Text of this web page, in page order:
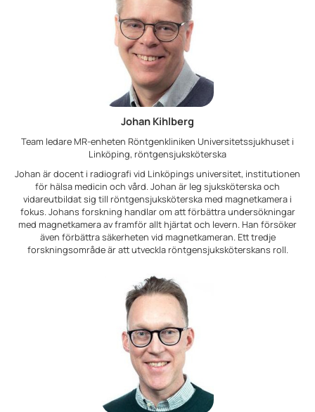
Johan Kihlberg
Team ledare MR-enheten Röntgenkliniken Universitetssjukhuset i
Linköping, röntgensjuksköterska
Johan är docent i radiografi vid Linköpings universitet, institutionen
för hälsa medicin och vård. Johan är leg sjuksköterska och
vidareutbildat sig till röntgensjuksköterska med magnetkamera i
fokus. Johans forskning handlar om att förbättra undersökningar
med magnetkamera av framför allt hjärtat och levern. Han försöker
även förbättra säkerheten vid magnetkameran. Ett tredje
forskningsområde är att utveckla röntgensjuksköterskans roll.